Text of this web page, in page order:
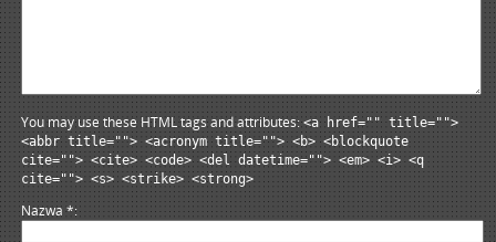
You may use these HTML tags and attributes:<a href="" title="">
<abbr title=""> <acronym title=""> <b> <blockquote
cite=""> <cite> <code> <del datetime=""> <em> <i> <q
cite=""> <s> <strike> <strong>
Nazwa*